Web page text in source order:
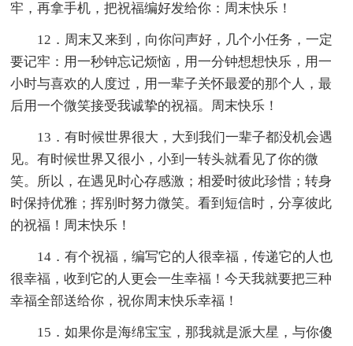
牢，再拿手机，把祝福编好发给你：周末快乐！
12．周末又来到，向你问声好，几个小任务，一定
要记牢：用一秒钟忘记烦恼，用一分钟想想快乐，用一
小时与喜欢的人度过，用一辈子关怀最爱的那个人，最
后用一个微笑接受我诚挚的祝福。周末快乐！
13．有时候世界很大，大到我们一辈子都没机会遇
见。有时候世界又很小，小到一转头就看见了你的微
笑。所以，在遇见时心存感激；相爱时彼此珍惜；转身
时保持优雅；挥别时努力微笑。看到短信时，分享彼此
的祝福！周末快乐！
14．有个祝福，编写它的人很幸福，传递它的人也
很幸福，收到它的人更会一生幸福！今天我就要把三种
幸福全部送给你，祝你周末快乐幸福！
15．如果你是海绵宝宝，那我就是派大星，与你傻